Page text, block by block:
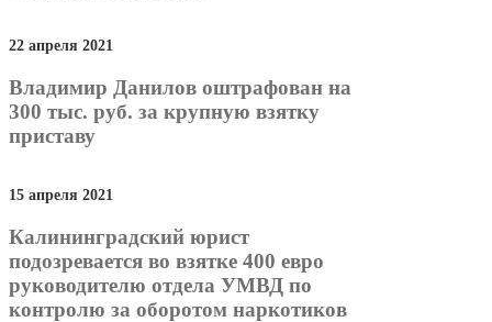
22 апреля 2021
Владимир Данилов оштрафован на
300 тыс. руб. за крупную взятку
приставу
15 апреля 2021
Калининградский юрист
подозревается во взятке 400 евро
руководителю отдела УМВД по
контролю за оборотом наркотиков